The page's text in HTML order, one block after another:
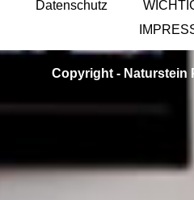
Datenschutz
Copyright - Naturstein